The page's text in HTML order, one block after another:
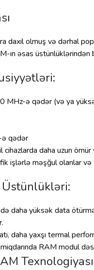
olmuş və dərhal
ın əsas
ə qədər (və ya
qədər
daha uzun
işlərlə məşğul olanlar
Üstünlükləri:
daha yüksək data
daha yaxşı termal
RAM modul
Texnologiyası